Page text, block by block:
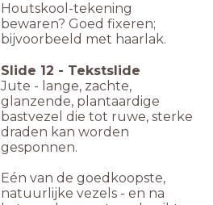
Houtskool-tekening
bewaren? Goed fixeren;
bijvoorbeeld met haarlak.
Slide 12 - Tekstslide
Jute - lange, zachte,
glanzende, plantaardige
bastvezel die tot ruwe, sterke
draden kan worden
gesponnen.
Eén van de goedkoopste,
natuurlijke vezels - en na